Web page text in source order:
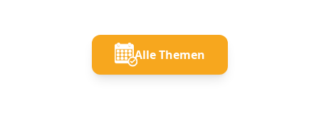
Alle Themen